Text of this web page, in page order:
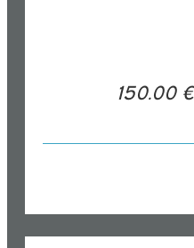
150.00 €